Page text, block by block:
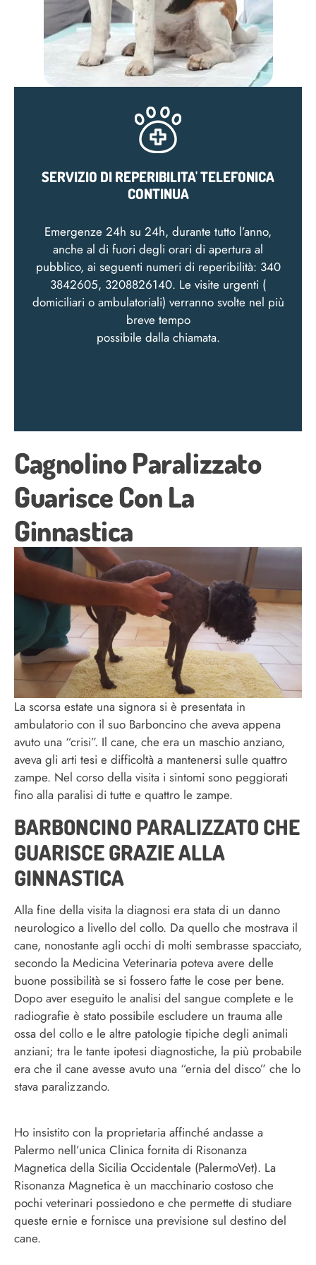
SERVIZIO DI REPERIBILITA' TELEFONICA
CONTINUA
Emergenze 24h su 24h, durante tutto l’anno,
anche al di fuori degli orari di apertura al
pubblico, ai seguenti numeri di reperibilità: 340
3842605, 3208826140. Le visite urgenti (
domiciliari o ambulatoriali) verranno svolte nel più
breve tempo
possibile dalla chiamata.
Cagnolino Paralizzato
Guarisce Con La
Ginnastica
La scorsa estate una signora si è presentata in
ambulatorio con il suo Barboncino che aveva appena
avuto una “crisi”. Il cane, che era un maschio anziano,
aveva gli arti tesi e difficoltà a mantenersi sulle quattro
zampe. Nel corso della visita i sintomi sono peggiorati
fino alla paralisi di tutte e quattro le zampe.
BARBONCINO PARALIZZATO CHE
GUARISCE GRAZIE ALLA
GINNASTICA
Alla fine della visita la diagnosi era stata di un danno
neurologico a livello del collo. Da quello che mostrava il
cane, nonostante agli occhi di molti sembrasse spacciato,
secondo la Medicina Veterinaria poteva avere delle
buone possibilità se si fossero fatte le cose per bene.
Dopo aver eseguito le analisi del sangue complete e le
radiografie è stato possibile escludere un trauma alle
ossa del collo e le altre patologie tipiche degli animali
anziani; tra le tante ipotesi diagnostiche, la più probabile
era che il cane avesse avuto una “ernia del disco” che lo
stava paralizzando.
Ho insistito con la proprietaria affinché andasse a
Palermo nell’unica Clinica fornita di Risonanza
Magnetica della Sicilia Occidentale (PalermoVet). La
Risonanza Magnetica è un macchinario costoso che
pochi veterinari possiedono e che permette di studiare
queste ernie e fornisce una previsione sul destino del
cane.